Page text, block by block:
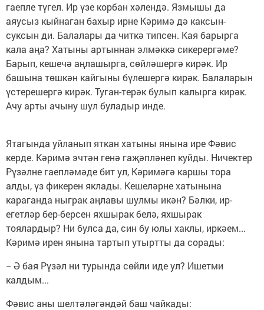
гаепле түгел. Ир үзе корбан хәлендә. Язмышы да
аяусыз кыйнаган бахыр ирне Кәримә дә каксын-
суксын ди. Балалары да читкә типсен. Кая барырга
кала аңа? Хатыны артыннан элмәккә сикерергәме?
Барып, кешечә аңлашырга, сөйләшергә кирәк. Ир
башына төшкән кайгыны бүлешергә кирәк. Балаларын
үстерешергә кирәк. Туган-терәк булып калырга кирәк.
Ачу арты ачыну шул буладыр инде.
Ятагында уйланып яткан хатыны янына ире Фәвис
керде. Кәримә эчтән генә гаҗәпләнеп куйды. Ничектер
Рүзәлне гаепләмәде бит ул, Кәримәгә каршы тора
алды, үз фикерен яклады. Кешеләрне хатынына
караганда ныграк аңлавы шулмы икән? Бәлки, ир-
егетләр бер-берсен яхшырак белә, яхшырак
тоялардыр? Ни булса да, син бу юлы хаклы, иркәем...
Кәримә ирен янына тартып утыртты да сорады:
− Ә бая Рүзәл ни турында сөйли иде ул? Ишетми
калдым...
Фәвис аны шелтәләгәндәй баш чайкады: